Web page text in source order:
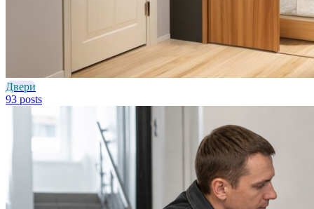
Двери
93 posts